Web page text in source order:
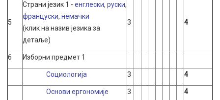
5
Страни језик 1 - енглески, руски,
француски, немачки
(клик на назив језика за
детаље)
3 4
6 Изборни предмет 1
Социологија 3 4
Основи ергономије 3 4